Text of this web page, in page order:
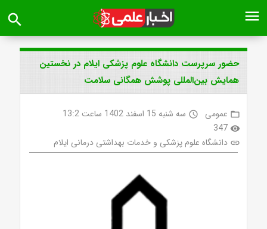
menu
search
حضور سرپرست دانشگاه علوم پزشکی ایلام در نخستین
همایش بین‌المللی پوشش همگانی سلامت
folder_open عمومی access_time سه شنبه 15 اسفند 1402 ساعت 13:2
visibility
347
link دانشگاه علوم پزشکی و خدمات بهداشتی درمانی ایلام